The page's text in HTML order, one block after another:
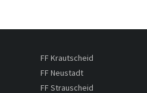
FF Krautscheid
FF Neustadt
FF Strauscheid